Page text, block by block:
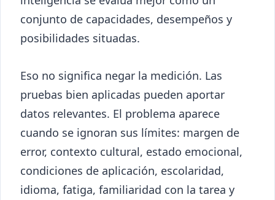
conjunto de capacidades, desempeños y
posibilidades situadas.
Eso no significa negar la medición. Las
pruebas bien aplicadas pueden aportar
datos relevantes. El problema aparece
cuando se ignoran sus límites: margen de
error, contexto cultural, estado emocional,
condiciones de aplicación, escolaridad,
idioma, fatiga, familiaridad con la tarea y